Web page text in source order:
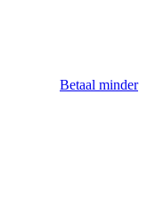
Betaal minder